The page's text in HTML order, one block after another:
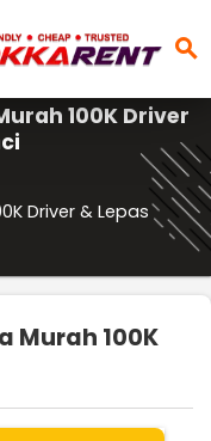
search
100K Driver
Driver & Lepas
Murah 100K